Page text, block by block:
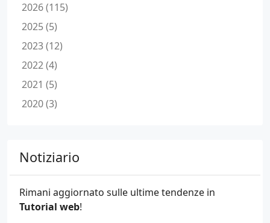
2026 (115)
2025 (5)
2023 (12)
2022 (4)
2021 (5)
2020 (3)
Notiziario
Rimani aggiornato sulle ultime tendenze in
Tutorial web!